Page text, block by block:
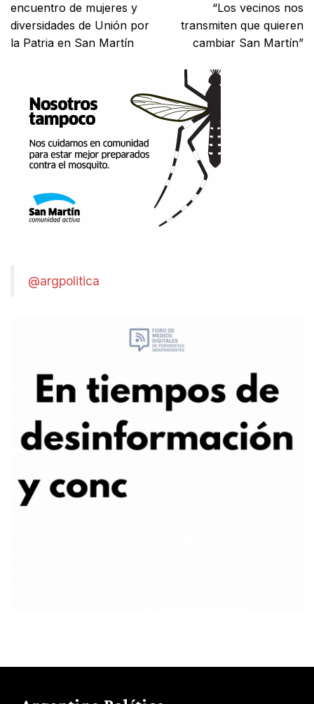
encuentro de mujeres y
diversidades de Unión por
la Patria en San Martín
“Los vecinos nos
transmiten que quieren
cambiar San Martín”
@argpolitica